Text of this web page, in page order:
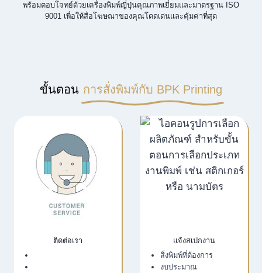
พร้อมตอบโจทย์ด้วยเครื่องพิมพ์ญี่ปุ่นคุณภาพเยี่ยมและมาตรฐาน ISO
9001 เพื่อให้สื่อโฆษณาของคุณโดดเด่นและคุ้มค่าที่สุด
ขั้นตอน การสั่งพิมพ์กับ BPK Printing
ติดต่อเรา
แจ้งสเปกงาน
สิ่งพิมพ์ที่ต้องการ
งบประมาณ